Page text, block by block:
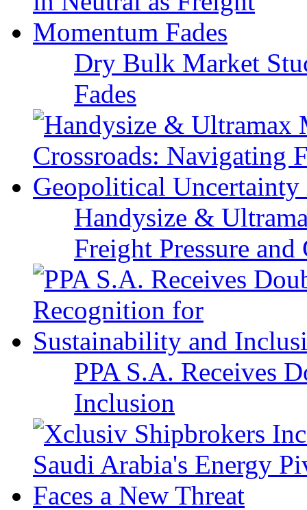
Dry Bulk Market
Fades
Handysize &
Freight Pressure
PPA S.A. Receives
Inclusion